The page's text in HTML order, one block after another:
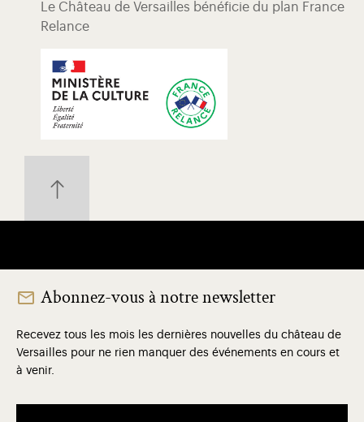
Le Château de Versailles bénéficie du plan France
Relance
Abonnez-vous à notre newsletter
Recevez tous les mois les dernières nouvelles du château de
Versailles pour ne rien manquer des événements en cours et
à venir.